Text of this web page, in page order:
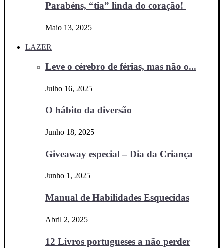
Parabéns, “tia” linda do coração!
Maio 13, 2025
LAZER
Leve o cérebro de férias, mas não o...
Julho 16, 2025
O hábito da diversão
Junho 18, 2025
Giveaway especial – Dia da Criança
Junho 1, 2025
Manual de Habilidades Esquecidas
Abril 2, 2025
12 Livros portugueses a não perder